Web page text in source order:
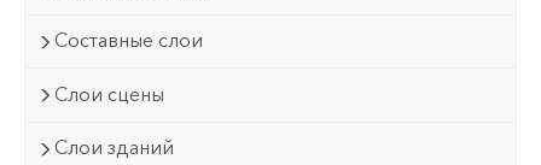
Составные слои
Слои сцены
Слои зданий